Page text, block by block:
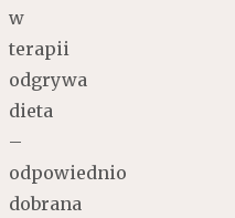
w
terapii
odgrywa
dieta
–
odpowiednio
dobrana